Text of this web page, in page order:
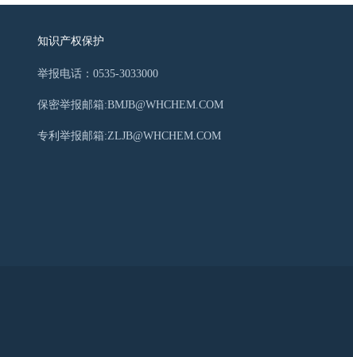
知识产权保护
举报电话：0535-3033000
保密举报邮箱:BMJB@WHCHEM.COM
专利举报邮箱:ZLJB@WHCHEM.COM